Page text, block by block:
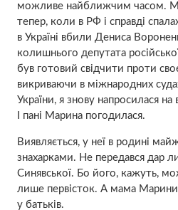
можливе найближчим часом.
тепер, коли в РФ і справді
в Україні вбили Дениса
колишнього депутата
був готовий свідчити проти
викриваючи в міжнародних
України, я знову напросилася на
І пані Марина погодилася.
Виявляється, у неї в родині
знахарками. Не передався дар
Синявської. Бо його, кажуть,
лише первісток. А мама
у батьків.